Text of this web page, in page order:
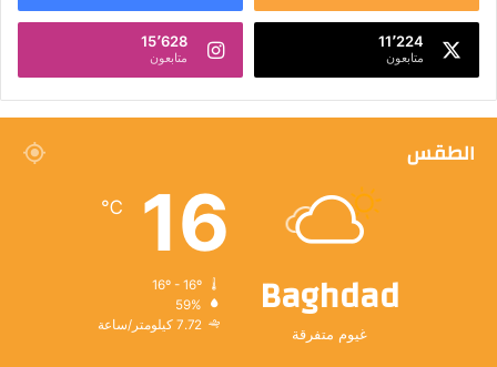
11٬224
متابعون
15٬628
متابعون
الطقس
Baghdad
غيوم متفرقة
16
℃
59%
7.72 كيلومتر/ساعة